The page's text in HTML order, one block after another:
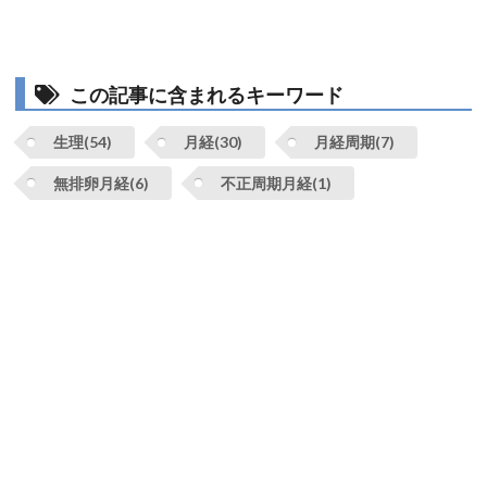
この記事に含まれるキーワード
生理(54) 月経(30) 月経周期(7)
無排卵月経(6) 不正周期月経(1)